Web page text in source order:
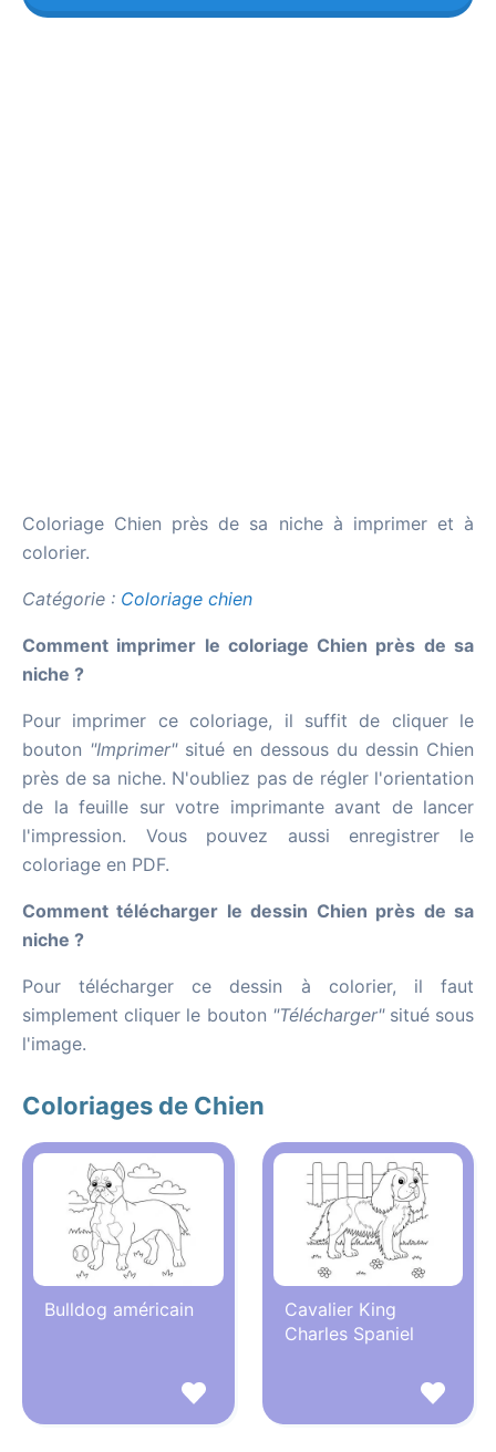
Coloriage Chien près de sa niche à imprimer et à
colorier.
Catégorie : Coloriage chien
Comment imprimer le coloriage Chien près de sa
niche ?
Pour imprimer ce coloriage, il suffit de cliquer le
bouton "Imprimer"situé en dessous du dessin Chien
près de sa niche. N'oubliez pas de régler l'orientation
de la feuille sur votre imprimante avant de lancer
l'impression. Vous pouvez aussi enregistrer le
coloriage en PDF.
Comment télécharger le dessin Chien près de sa
niche ?
Pour télécharger ce dessin à colorier, il faut
simplement cliquer le bouton "Télécharger"situé sous
l'image.
Coloriages de Chien
Bulldog américain
Cavalier King
Charles Spaniel